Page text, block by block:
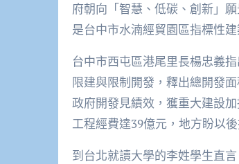
府朝向「智慧、低碳、創新」
是台中市水湳經貿園區指標性
台中市西屯區港尾里長楊忠義
限建與限制開發，釋出總開發
政府開發見績效，獲重大建設
工程經費達39億元，地方盼以
到台北就讀大學的李姓學生直